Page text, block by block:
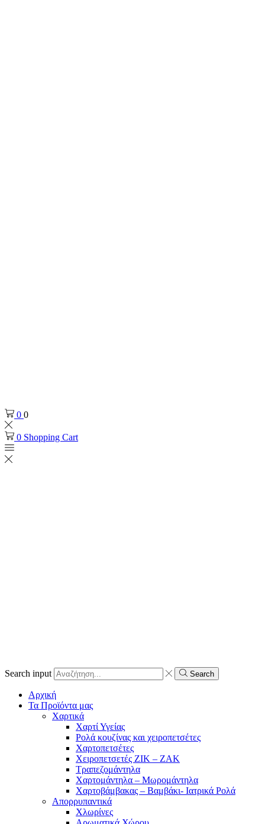
0 0
0 Shopping Cart
Search input Search
Αρχική
Τα Προϊόντα μας
Χαρτικά
Χαρτί Υγείας
Ρολά κουζίνας και χειροπετσέτες
Χαρτοπετσέτες
Χειροπετσετές ΖΙΚ – ΖΑΚ
Τραπεζομάντηλα
Χαρτομάντηλα – Μωρομάντηλα
Χαρτοβάμβακας – Βαμβάκι- Ιατρικά Ρολά
Απορρυπαντικά
Χλωρίνες